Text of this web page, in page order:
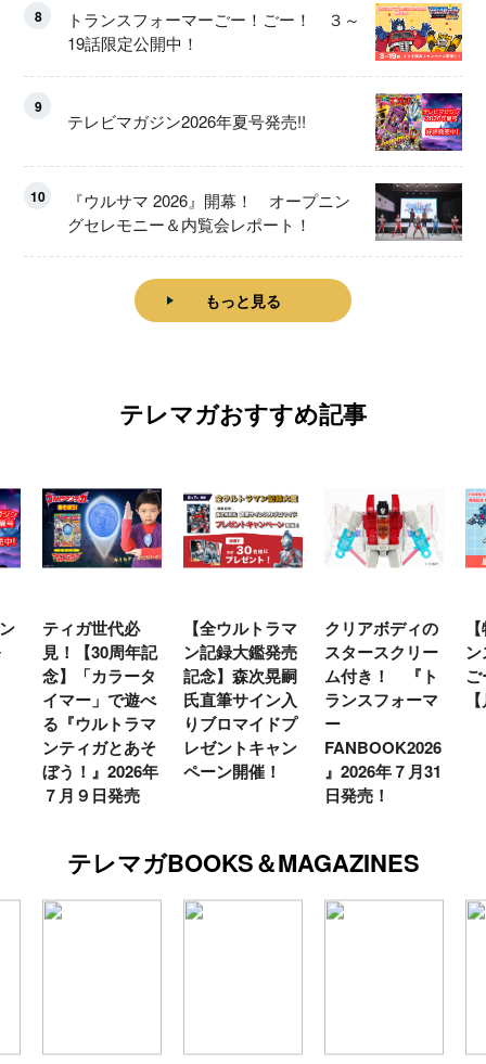
8
トランスフォーマーごー！ごー！ ３～
19話限定公開中！
9
テレビマガジン2026年夏号発売!!
10
『ウルサマ 2026』開幕！ オープニン
グセレモニー＆内覧会レポート！
もっと見る
テレマガおすすめ記事
ティガ世代必
見！【30周年記
念】「カラータ
イマー」で遊べ
る『ウルトラマ
ンティガとあそ
ぼう！』2026年
７月９日発売
【全ウルトラマ
ン記録大鑑発売
記念】森次晃嗣
氏直筆サイン入
りブロマイドプ
レゼントキャン
ペーン開催！
クリアボディの
スタースクリー
ム付き！ 『ト
ランスフォーマ
ー
FANBOOK2026
』2026年７月31
日発売！
テレマガBOOKS＆MAGAZINES